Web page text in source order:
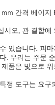
간격 베이
시오, 관 결합
있습니다. 피
. 우리는 주문
품은 빛으로
정 도구는 요구